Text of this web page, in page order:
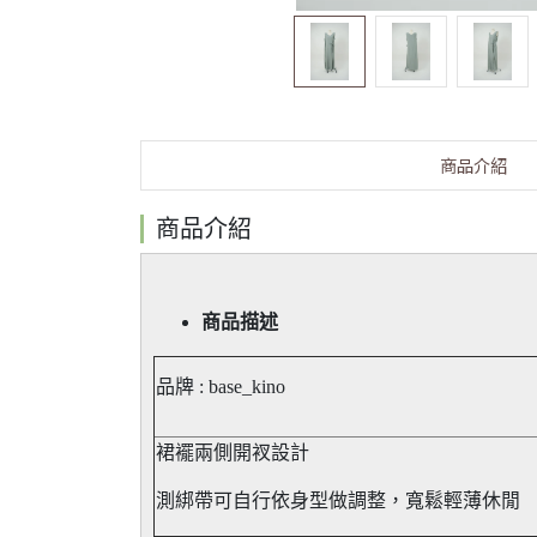
商品介紹
商品介紹
商品描述
品牌 : base_kino
裙襬兩側開衩設計
測綁帶可自行依身型做調整，寬鬆輕薄休閒